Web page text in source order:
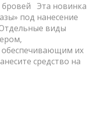
бровей Эта новинка
под нанесение
виды
обеспечивающим их
средство на